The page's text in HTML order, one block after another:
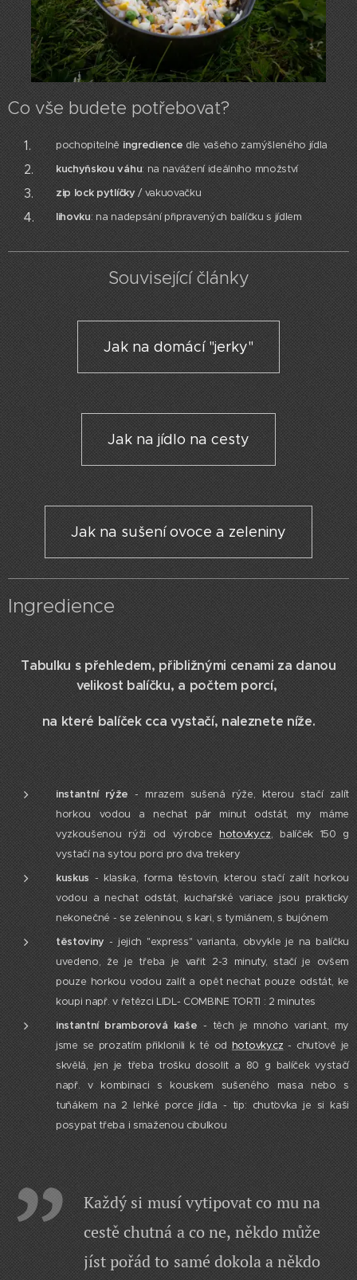
Co vše budete potřebovat?
pochopitelněingrediencedle vašeho zamýšleného jídla
kuchyňskou váhu: na navážení ideálního množství
zip lock pytlíčky / vakuovačku
lihovku: na nadepsání připravených balíčku s jídlem
Související články
Jak na domácí "jerky"
Jak na jídlo na cesty
Jak na sušení ovoce a zeleniny
Ingredience
Tabulku s přehledem, přibližnými cenami za danou
velikost balíčku, a počtem porcí,
na které balíček cca vystačí, naleznete níže.
instantní rýže- mrazem sušená rýže, kterou stačí zalít
horkou vodou a nechat pár minut odstát, my máme
vyzkoušenou rýži od výrobcehotovky.cz, balíček 150 g
vystačí na sytou porci pro dva trekery
kuskus - klasika, forma těstovin, kterou stačí zalít horkou
vodou a nechat odstát, kuchařské variace jsou prakticky
nekonečné - se zeleninou, s kari, s tymiánem, s bujónem
těstoviny- jejich "express" varianta, obvykle je na balíčku
uvedeno, že je třeba je vařit 2-3 minuty, stačí je ovšem
pouze horkou vodou zalít a opět nechat pouze odstát, ke
koupi např. v řetězci LIDL- COMBINE TORTI : 2 minutes
instantní bramborová kaše - těch je mnoho variant, my
jsme se prozatím přiklonili k té od hotovky.cz - chuťově je
skvělá, jen je třeba trošku dosolit a 80 g balíček vystačí
např. v kombinaci s kouskem sušeného masa nebo s
tuňákem na 2 lehké porce jídla - tip: chuťovka je si kaši
posypat třeba i smaženou cibulkou
Každý si musí vytipovat co mu na
cestě chutná a co ne, někdo může
jíst pořád to samé dokola a někdo